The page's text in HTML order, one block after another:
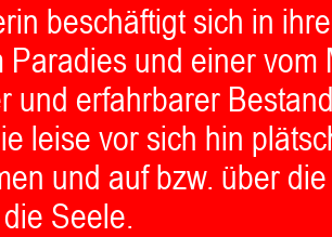
beschäftigt sich in
Paradies und einer
und erfahrbarer
leise vor sich hin
und auf bzw. über
Seele.